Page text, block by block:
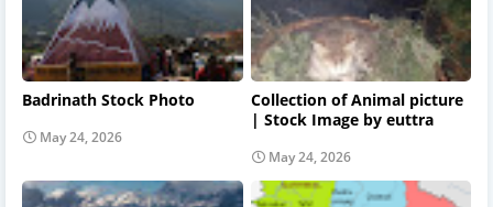
Badrinath Stock Photo
May 24, 2026
Collection of Animal picture
| Stock Image by euttra
May 24, 2026